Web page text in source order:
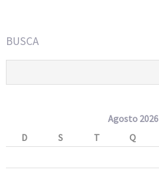
BUSCA
Agosto 2026
D
S T Q